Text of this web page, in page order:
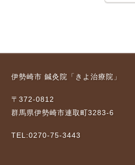
伊勢崎市 鍼灸院「きよ治療院」
〒372-0812
群馬県伊勢崎市連取町3283-6
TEL:0270-75-3443